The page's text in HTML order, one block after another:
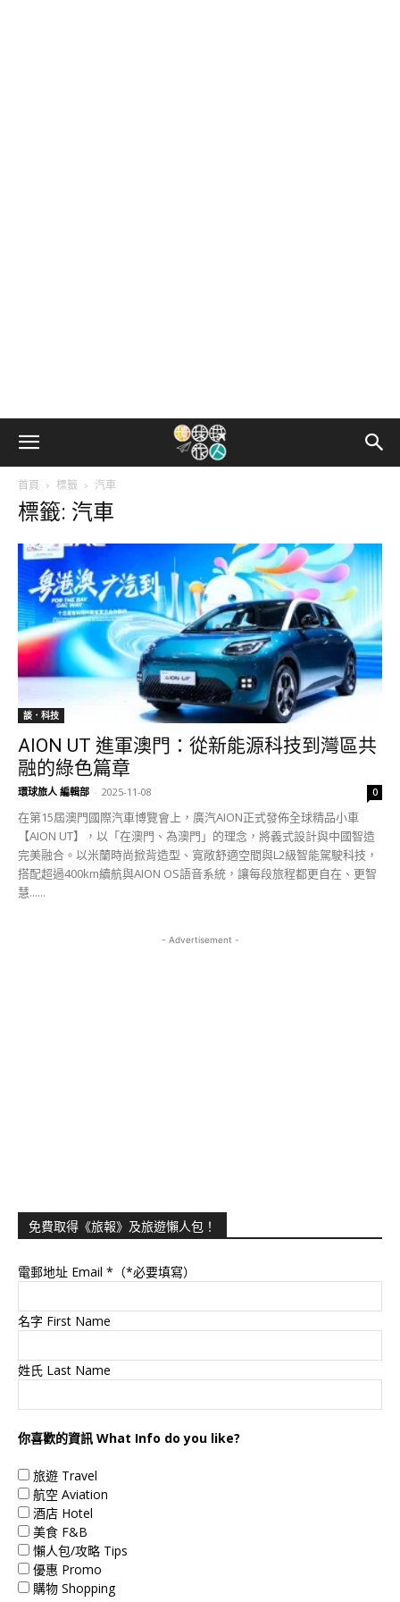
首頁 標籤 汽車
標籤: 汽車
談．科技
AION UT 進軍澳門：從新能源科技到灣區共
融的綠色篇章
環球旅人 編輯部 - 2025-11-08 0
在第15屆澳門國際汽車博覽會上，廣汽AION正式發佈全球精品小車
【AION UT】，以「在澳門、為澳門」的理念，將義式設計與中國智造
完美融合。以米蘭時尚掀背造型、寬敞舒適空間與L2級智能駕駛科技，
搭配超過400km續航與AION OS語音系統，讓每段旅程都更自在、更智
慧......
- Advertisement -
免費取得《旅報》及旅遊懶人包！
電郵地址 Email *（*必要填寫）
名字 First Name
姓氏 Last Name
你喜歡的資訊 What Info do you like?
旅遊 Travel
航空 Aviation
酒店 Hotel
美食 F&B
懶人包/攻略 Tips
優惠 Promo
購物 Shopping